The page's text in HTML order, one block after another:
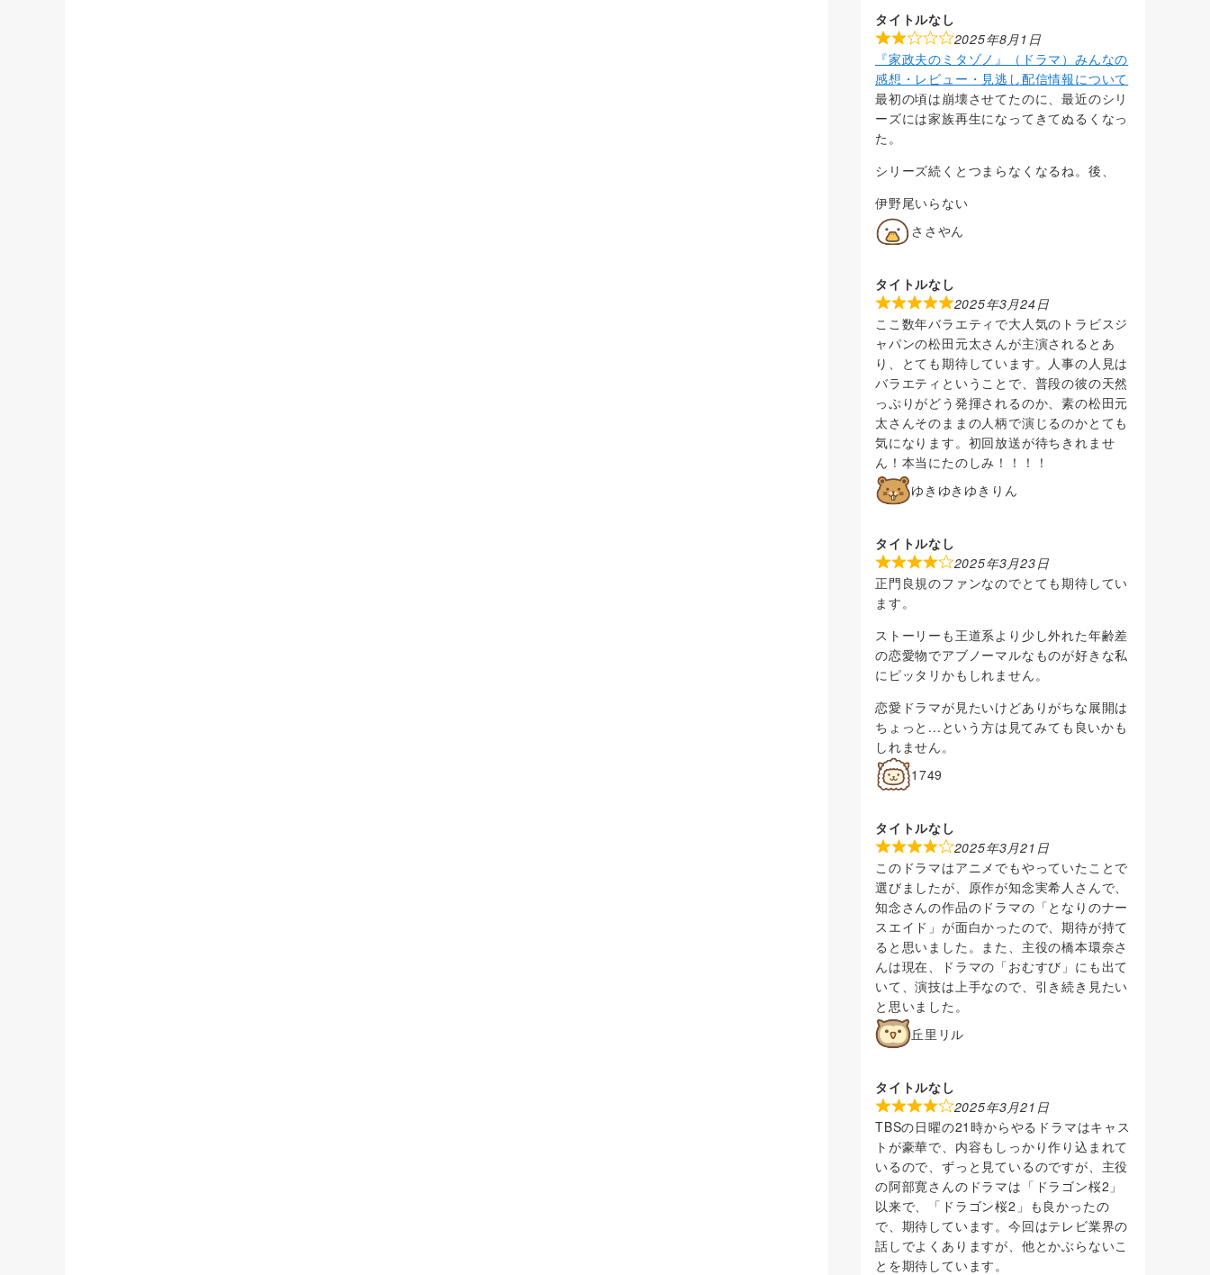
タイトルなし
2025年8月1日
『家政夫のミタゾノ』（ドラマ）みんなの
感想・レビュー・見逃し配信情報について
最初の頃は崩壊させてたのに、最近のシリ
ーズには家族再生になってきてぬるくなっ
た。
シリーズ続くとつまらなくなるね。後、
伊野尾いらない
ささやん
タイトルなし
2025年3月24日
ここ数年バラエティで大人気のトラビスジ
ャパンの松田元太さんが主演されるとあ
り、とても期待しています。人事の人見は
バラエティということで、普段の彼の天然
っぷりがどう発揮されるのか、素の松田元
太さんそのままの人柄で演じるのかとても
気になります。初回放送が待ちきれませ
ん！本当にたのしみ！！！！
ゆきゆきゆきりん
タイトルなし
2025年3月23日
正門良規のファンなのでとても期待してい
ます。
ストーリーも王道系より少し外れた年齢差
の恋愛物でアブノーマルなものが好きな私
にピッタリかもしれません。
恋愛ドラマが見たいけどありがちな展開は
ちょっと...という方は見てみても良いかも
しれません。
1749
タイトルなし
2025年3月21日
このドラマはアニメでもやっていたことで
選びましたが、原作が知念実希人さんで、
知念さんの作品のドラマの「となりのナー
スエイド」が面白かったので、期待が持て
ると思いました。また、主役の橋本環奈さ
んは現在、ドラマの「おむすび」にも出て
いて、演技は上手なので、引き続き見たい
と思いました。
丘里リル
タイトルなし
2025年3月21日
TBSの日曜の21時からやるドラマはキャス
トが豪華で、内容もしっかり作り込まれて
いるので、ずっと見ているのですが、主役
の阿部寛さんのドラマは「ドラゴン桜2」
以来で、「ドラゴン桜2」も良かったの
で、期待しています。今回はテレビ業界の
話しでよくありますが、他とかぶらないこ
とを期待しています。